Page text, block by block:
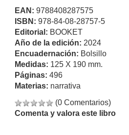
EAN: 9788408287575
ISBN: 978-84-08-28757-5
Editorial: BOOKET
Año de la edición: 2024
Encuadernación: Bolsillo
Medidas: 125 X 190 mm.
Páginas: 496
Materias: narrativa
(0 Comentarios)
Comenta y valora este libro